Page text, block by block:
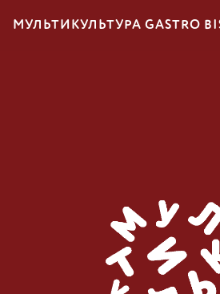
МУЛЬТИКУЛЬТУРА GASTRO